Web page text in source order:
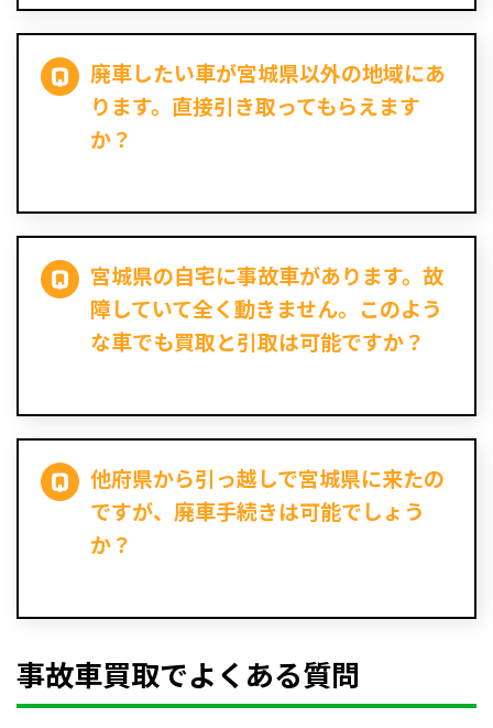
廃車したい車が宮城県以外の地域にあ
ります。直接引き取ってもらえます
か？
宮城県の自宅に事故車があります。故
障していて全く動きません。このよう
な車でも買取と引取は可能ですか？
他府県から引っ越しで宮城県に来たの
ですが、廃車手続きは可能でしょう
か？
事故車買取でよくある質問